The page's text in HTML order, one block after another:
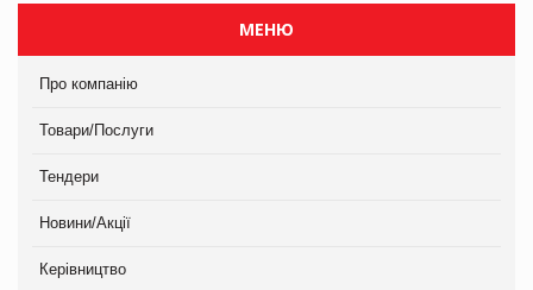
МЕНЮ
Про компанію
Товари/Послуги
Тендери
Новини/Акції
Керівництво